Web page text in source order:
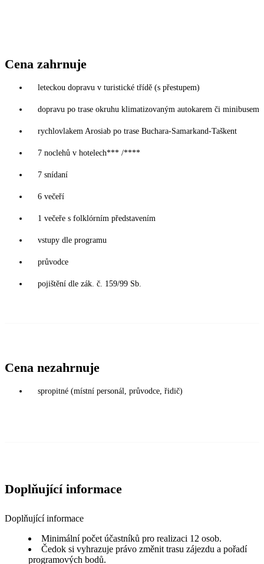
Cena zahrnuje
leteckou dopravu v turistické třídě (s přestupem)
dopravu po trase okruhu klimatizovaným autokarem či minibusem
rychlovlakem Arosiab po trase Buchara-Samarkand-Taškent
7 noclehů v hotelech*** /****
7 snídaní
6 večeří
1 večeře s folklórním představením
vstupy dle programu
průvodce
pojištění dle zák. č. 159/99 Sb.
Cena nezahrnuje
spropitné (místní personál, průvodce, řidič)
Doplňující informace
Doplňující informace
Minimální počet účastníků pro realizaci 12 osob.
Čedok si vyhrazuje právo změnit trasu zájezdu a pořadí
programových bodů.